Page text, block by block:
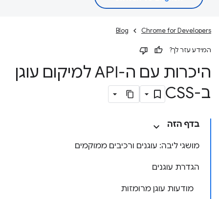
Chrome for Developers
Blog
המידע עזר לך?
היכרות עם ה-API למיקום עוגן
ב-CSS
בדף הזה
מושגי ליבה: עוגנים ורכיבים ממוקמים
הגדרת עוגנים
מודעות עוגן מרומזות